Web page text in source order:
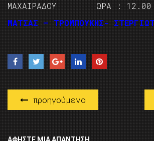
ΜΑΧΑΙΡΑΔΟΥ ΩΡΑ : 12.00
ΜΑΤΣΑΣ – ΤΡΟΜΠΟΥΚΗΣ-
προηγούμενο